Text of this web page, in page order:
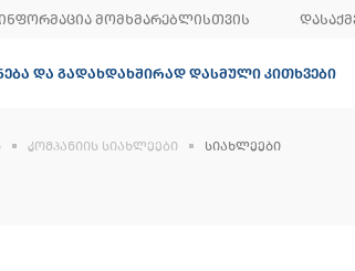
ᲘᲜᲤᲝᲠᲛᲐᲪᲘᲐ ᲛᲝᲛᲮᲛᲐᲠᲔᲑᲚᲘᲡᲗᲕᲘᲡ
ᲓᲐ ᲒᲐᲓᲐᲮᲓᲐᲮᲨᲘᲠᲐᲓ ᲓᲐᲡᲛᲣᲚᲘ ᲙᲘᲗᲮᲕᲔᲑᲘ
ᲙᲝᲛᲞᲐᲜᲘᲘᲡ ᲡᲘᲐᲮᲚᲔᲔᲑᲘ ᲡᲘᲐᲮᲚᲔᲔᲑᲘ